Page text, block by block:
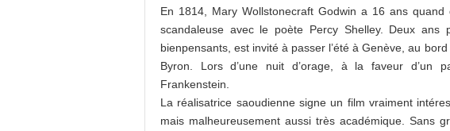
En 1814, Mary Wollstonecraft Godwin a 16 ans
scandaleuse avec le poète Percy Shelley. Deux
bienpensants, est invité à passer l’été à Genève, au
Byron. Lors d’une nuit d’orage, à la faveur d’un
Frankenstein.
La réalisatrice saoudienne signe un film vraiment
mais malheureusement aussi très académique. Sans